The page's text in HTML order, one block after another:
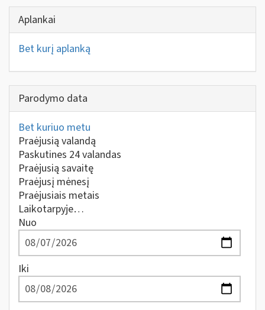
Aplankai
Bet kurį aplanką
Parodymo data
Bet kuriuo metu
Praėjusią valandą
Paskutines 24 valandas
Praėjusią savaitę
Praėjusį mėnesį
Praėjusiais metais
Laikotarpyje…
Nuo
Iki